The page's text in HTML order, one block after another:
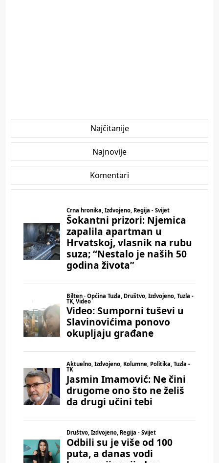
Najčitanije
Najnovije
Komentari